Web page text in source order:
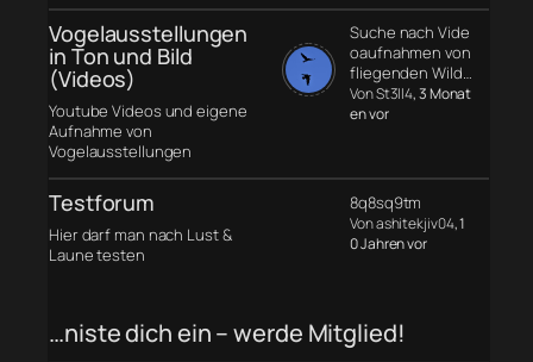
Vogelausstellungen
in Ton und Bild
(Videos)
Youtube Videos und eigene
Aufnahme von
Vogelausstellungen
Suche nach Vide
oaufnahmen von
fliegenden Wild…
Von St3ll4, 3 Monat
en vor
Testforum
Hier darf man nach Lust &
Laune testen
8q8sq9tm
Von ashitekjiv04, 1
0 Jahren vor
…niste dich ein – werde Mitglied!